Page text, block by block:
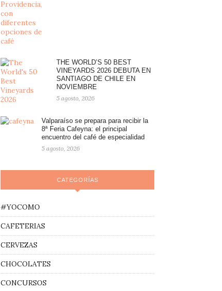
THE WORLD’S 50 BEST
VINEYARDS 2026 DEBUTA EN
SANTIAGO DE CHILE EN
NOVIEMBRE
5 agosto, 2026
Valparaíso se prepara para recibir la
8ª Feria Cafeyna: el principal
encuentro del café de especialidad
5 agosto, 2026
CATEGORÍAS
#YOCOMO
CAFETERIAS
CERVEZAS
CHOCOLATES
CONCURSOS